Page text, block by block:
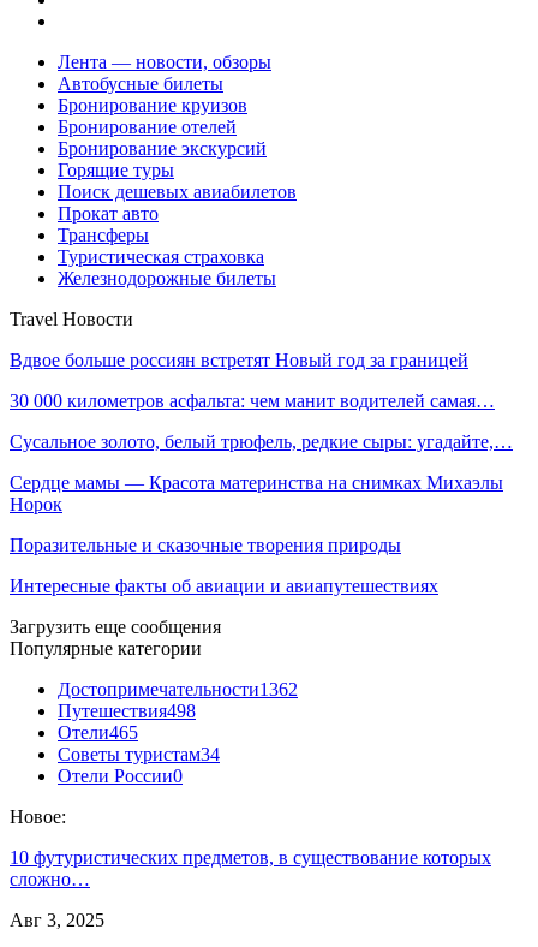
Лента — новости, обзоры
Автобусные билеты
Бронирование круизов
Бронирование отелей
Бронирование экскурсий
Горящие туры
Поиск дешевых авиабилетов
Прокат авто
Трансферы
Туристическая страховка
Железнодорожные билеты
Travel Новости
Вдвое больше россиян встретят Новый год за границей
30 000 километров асфальта: чем манит водителей самая…
Сусальное золото, белый трюфель, редкие сыры: угадайте,…
Сердце мамы — Красота материнства на снимках Михаэлы
Норок
Поразительные и сказочные творения природы
Интересные факты об авиации и авиапутешествиях
Загрузить еще сообщения
Популярные категории
Достопримечательности1362
Путешествия498
Отели465
Советы туристам34
Отели России0
Новое:
10 футуристических предметов, в существование которых
сложно…
Авг 3, 2025